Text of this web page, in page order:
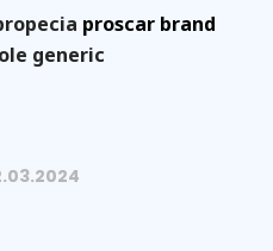
proscar brand
generic